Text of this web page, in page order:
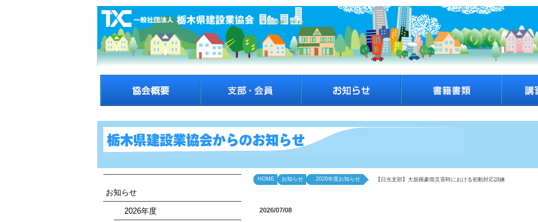
お知らせ
2026年度
HOME お知らせ 2026年度お知らせ 【日光支部】大規模豪雨災害時における初動対応訓練
2026/07/08